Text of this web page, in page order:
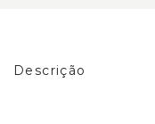
Descrição